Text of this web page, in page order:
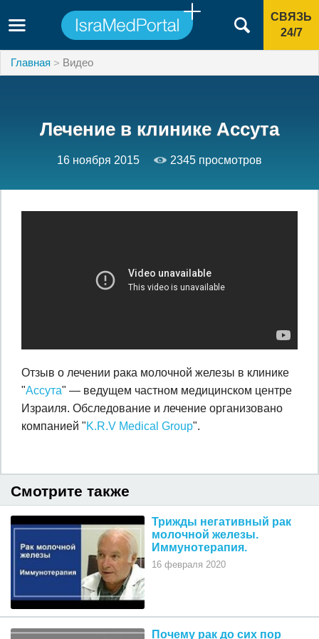
СВЯЗЬ
24/7
Главная Видео
Лечение в клинике Ассута
16 ноября 2015 2345 просмотров
Отзыв о лечении рака молочной железы в клинике
"Ассута" — ведущем частном медицинском центре
Израиля. Обследование и лечение организовано
компанией "K.R.V Medical Group".
Смотрите также
Трижды негативный рак
молочной железы.
Иммунотерапия.
16 февраля 2020
Почему рак до сих пор